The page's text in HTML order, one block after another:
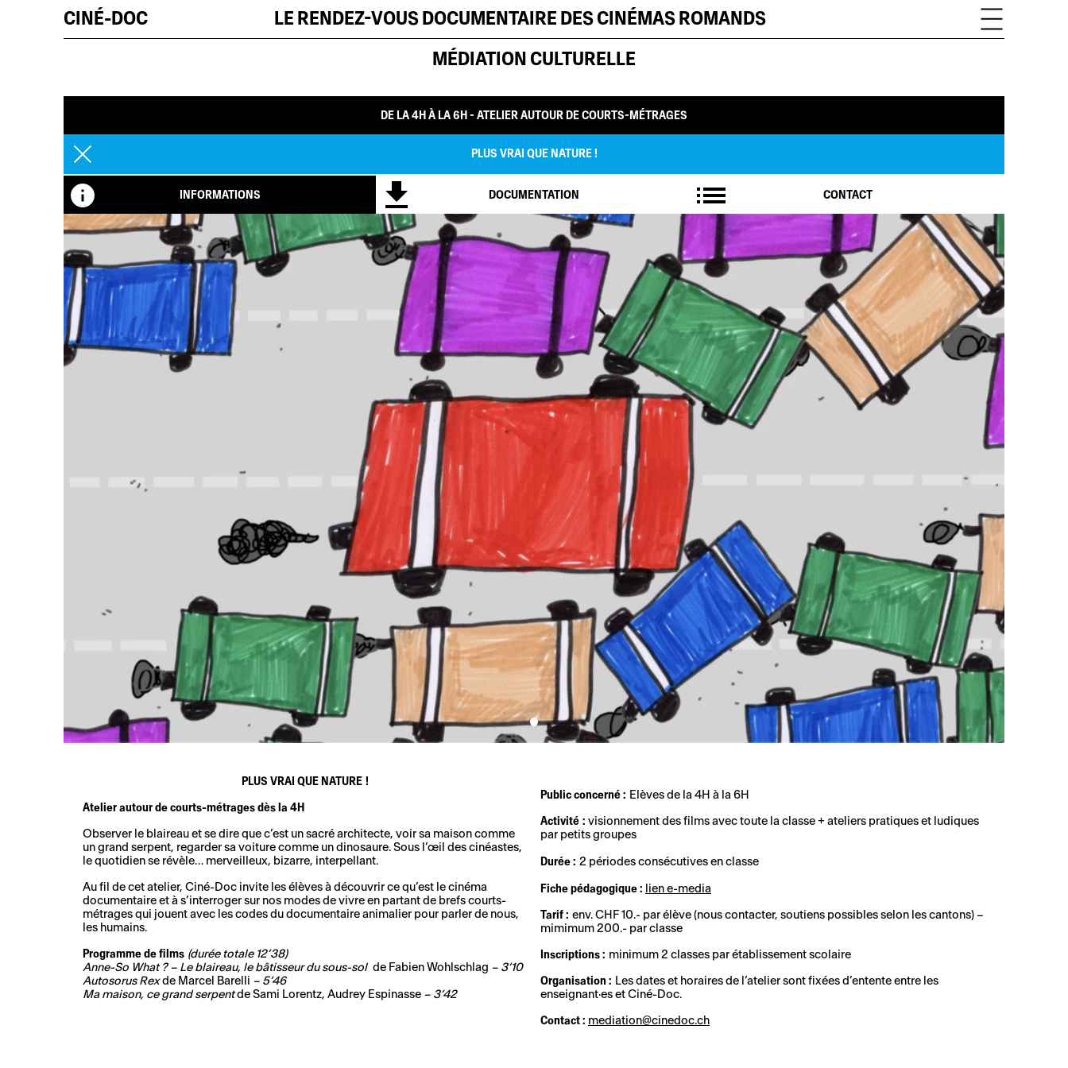
CINÉ-DOC LE RENDEZ-VOUS DOCUMENTAIRE DES CINÉMAS ROMANDS
MÉDIATION CULTURELLE
DE LA 4H À LA 6H - ATELIER AUTOUR DE COURTS-MÉTRAGES
PLUS VRAI QUE NATURE !
INFORMATIONS DOCUMENTATION CONTACT
PLUS VRAI QUE NATURE !
Atelier autour de courts-métrages dès la 4H
Observer le blaireau et se dire que c’est un sacré architecte, voir sa maison comme
un grand serpent, regarder sa voiture comme un dinosaure. Sous l’œil des cinéastes,
le quotidien se révèle… merveilleux, bizarre, interpellant.
Au fil de cet atelier, Ciné-Doc invite les élèves à découvrir ce qu’est le cinéma
documentaire et à s’interroger sur nos modes de vivre en partant de brefs courts-
métrages qui jouent avec les codes du documentaire animalier pour parler de nous,
les humains.
Programme de films (durée totale 12’38)
Anne-So What ? – Le blaireau, le bâtisseur du sous-sol de Fabien Wohlschlag – 3’10
Autosorus Rexde Marcel Barelli – 5’46
Ma maison, ce grand serpentde Sami Lorentz, Audrey Espinasse – 3’42
Public concerné : Elèves de la 4H à la 6H
Activité : visionnement des films avec toute la classe + ateliers pratiques et ludiques
par petits groupes
Durée : 2 périodes consécutives en classe
Fiche pédagogique : lien e-media
Tarif : env. CHF 10.- par élève (nous contacter, soutiens possibles selon les cantons) –
mimimum 200.- par classe
Inscriptions : minimum 2 classes par établissement scolaire
Organisation : Les dates et horaires de l’atelier sont fixées d’entente entre les
enseignant·es et Ciné-Doc.
Contact : mediation@cinedoc.ch